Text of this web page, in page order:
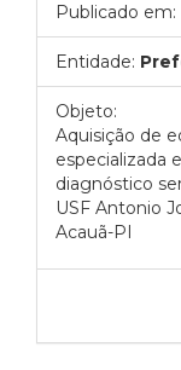
Publicado em:
Entidade:
Objeto:
Aquisição de
especializada
diagnóstico
USF Antonio
Acauã-PI